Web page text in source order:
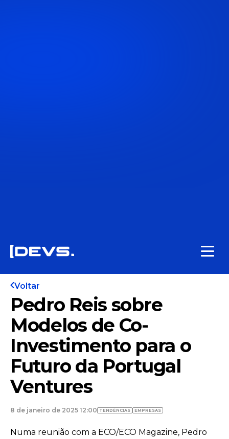
Voltar
Pedro Reis sobre
Modelos de Co-
Investimento para o
Futuro da Portugal
Ventures
8 de janeiro de 2025 12:00 TENDÊNCIAS EMPRESAS
Numa reunião com a ECO/ECO Magazine, Pedro